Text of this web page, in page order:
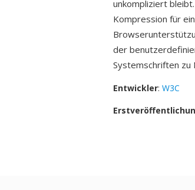
unkompliziert bleibt.
Kompression für
der
Systemschriften zu
Entwickler: W3C